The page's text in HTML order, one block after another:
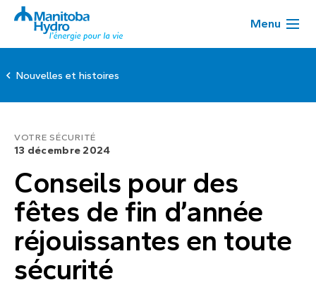
Menu
Nouvelles et histoires
VOTRE SÉCURITÉ
13 décembre 2024
Conseils pour des
fêtes de fin d’année
réjouissantes en toute
sécurité